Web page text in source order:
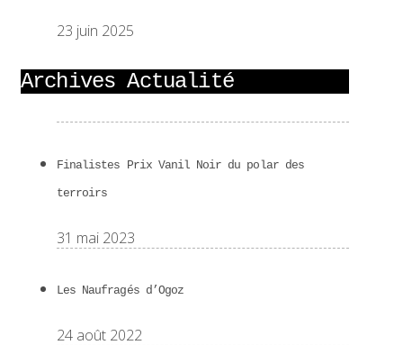
23 juin 2025
Archives Actualité
Finalistes Prix Vanil Noir du polar des
terroirs
31 mai 2023
Les Naufragés d’Ogoz
24 août 2022